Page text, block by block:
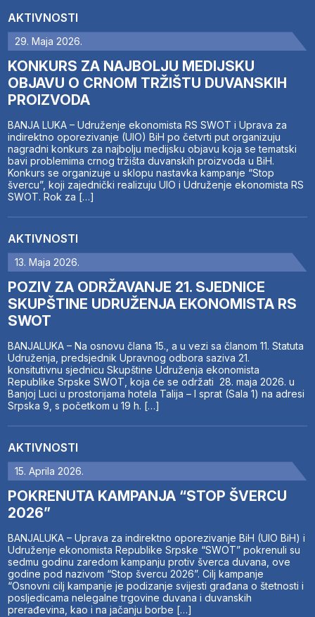
AKTIVNOSTI
29. Maja 2026.
KONKURS ZA NAJBOLJU MEDIJSKU
OBJAVU O CRNOM TRŽIŠTU DUVANSKIH
PROIZVODA
BANJA LUKA – Udruženje ekonomista RS SWOT i Uprava za
indirektno oporezivanje (UIO) BiH po četvrti put organizuju
nagradni konkurs za najbolju medijsku objavu koja se tematski
bavi problemima crnog tržišta duvanskih proizvoda u BiH.
Konkurs se organizuje u sklopu nastavka kampanje “Stop
švercu”, koji zajednički realizuju UIO i Udruženje ekonomista RS
SWOT. Rok za […]
AKTIVNOSTI
13. Maja 2026.
POZIV ZA ODRŽAVANJE 21. SJEDNICE
SKUPŠTINE UDRUŽENJA EKONOMISTA RS
SWOT
BANJALUKA – Na osnovu člana 15., a u vezi sa članom 11. Statuta
Udruženja, predsjednik Upravnog odbora saziva 21.
konsitutivnu sjednicu Skupštine Udruženja ekonomista
Republike Srpske SWOT, koja će se održati 28. maja 2026. u
Banjoj Luci u prostorijama hotela Talija – I sprat (Sala 1) na adresi
Srpska 9, s početkom u 19 h. […]
AKTIVNOSTI
15. Aprila 2026.
POKRENUTA KAMPANJA “STOP ŠVERCU
2026”
BANJALUKA – Uprava za indirektno oporezivanje BiH (UIO BiH) i
Udruženje ekonomista Republike Srpske “SWOT” pokrenuli su
sedmu godinu zaredom kampanju protiv šverca duvana, ove
godine pod nazivom “Stop švercu 2026”. Cilj kampanje
“Osnovni cilj kampanje je podizanje svijesti građana o štetnosti i
posljedicama nelegalne trgovine duvana i duvanskih
prerađevina, kao i na jačanju borbe […]